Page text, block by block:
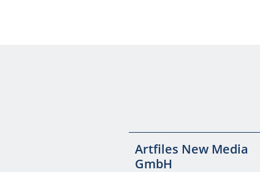
Artfiles New Media
GmbH